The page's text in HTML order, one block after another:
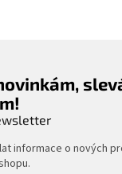
informace o nových